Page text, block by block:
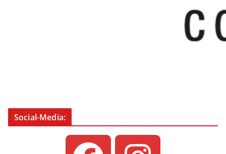
Social-Media: